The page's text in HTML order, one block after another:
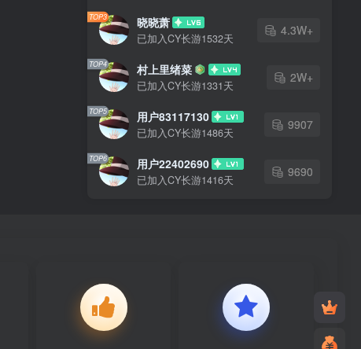
TOP3 晓晓萧
已加入CY长游1532天
4.3W+
TOP4 村上里绪菜
已加入CY长游1331天
2W+
TOP5 用户83117130
已加入CY长游1486天
9907
TOP6 用户22402690
已加入CY长游1416天
9690